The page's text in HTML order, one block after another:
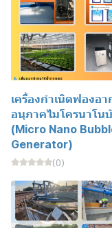
เครื่องกำเนิดฟองอา
อนุภาคไมโครนาโน
(Micro Nano
Generator)
(0)